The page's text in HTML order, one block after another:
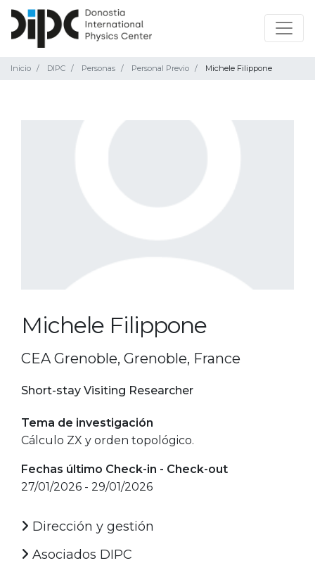
Inicio DIPC Personas Personal Previo Michele Filippone
Michele Filippone
CEA Grenoble, Grenoble, France
Short-stay Visiting Researcher
Tema de investigación
Cálculo ZX y orden topológico.
Fechas último Check-in - Check-out
27/01/2026 - 29/01/2026
Dirección y gestión
Asociados DIPC